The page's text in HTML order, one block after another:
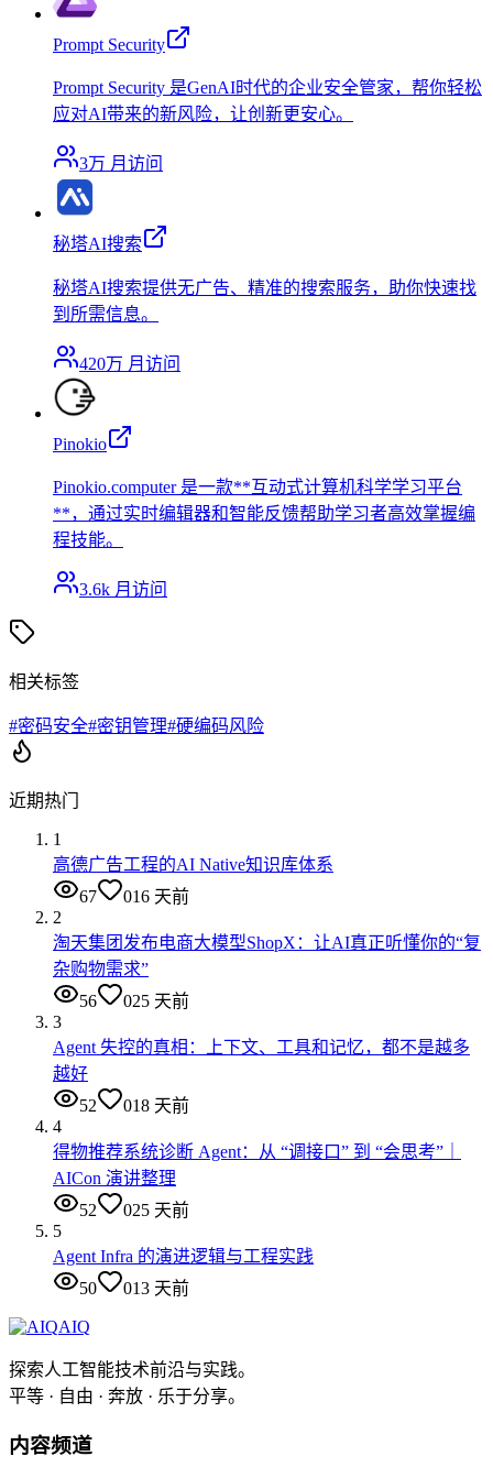
Prompt Security
Prompt Security 是GenAI时代的企业安全管家，帮你轻松
应对AI带来的新风险，让创新更安心。
3万 月访问
秘塔AI搜索
秘塔AI搜索提供无广告、精准的搜索服务，助你快速找
到所需信息。
420万 月访问
Pinokio
Pinokio.computer 是一款**互动式计算机科学学习平台
**，通过实时编辑器和智能反馈帮助学习者高效掌握编
程技能。
3.6k 月访问
相关标签
#密码安全#密钥管理#硬编码风险
近期热门
1
高德广告工程的AI Native知识库体系
67
016 天前
2
淘天集团发布电商大模型ShopX：让AI真正听懂你的“复
杂购物需求”
56
025 天前
3
Agent 失控的真相：上下文、工具和记忆，都不是越多
越好
52
018 天前
4
得物推荐系统诊断 Agent：从 “调接口” 到 “会思考”｜
AICon 演讲整理
52
025 天前
5
Agent Infra 的演进逻辑与工程实践
50
013 天前
AIQ
探索人工智能技术前沿与实践。
平等 · 自由 · 奔放 · 乐于分享。
内容频道